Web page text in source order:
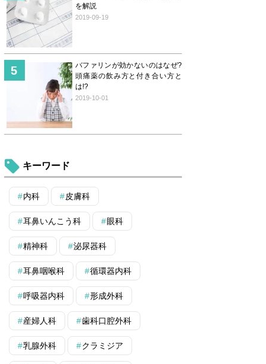
を解説
2019-09-19
バファリンが効かないのはなぜ?
頭痛薬の飲み方と付き合い方と
は!?
2019-10-01
キーワード
内科 皮膚科
耳鼻いんこう科 眼科
精神科 泌尿器科
耳鼻咽喉科 循環器内科
呼吸器内科 形成外科
産婦人科 歯科口腔外科
乳腺外科 クラミジア